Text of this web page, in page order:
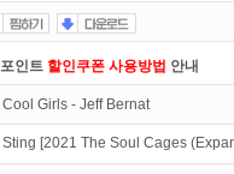
포인트 할인쿠폰 사용방법 안내
숨어있는 카드 마일리지 조회하고
정액제할인쿠폰 사용방법안내
Cool Girls - Jeff Bernat
Sting [2021 The Soul Cages